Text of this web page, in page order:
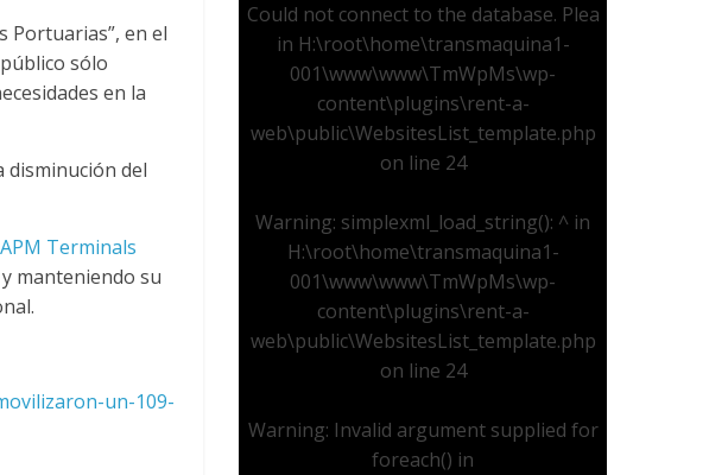
Portuarias”, en el
sólo
en la
del
APM Terminals
manteniendo su
un-109-
Could not connect to the database. Plea
in H:\root\home\transmaquina1-
001\www\www\TmWpMs\wp-
content\plugins\rent-a-
web\public\WebsitesList_template.php
on line 24
Warning: simplexml_load_string(): ^ in
H:\root\home\transmaquina1-
001\www\www\TmWpMs\wp-
content\plugins\rent-a-
web\public\WebsitesList_template.php
on line 24
Warning: Invalid argument supplied for
foreach() in